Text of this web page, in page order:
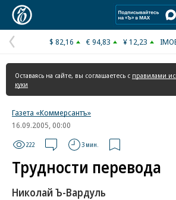
Предыдущая
страница
$ 82,16 € 94,83 ¥ 12,23
Оставаясь на сайте, вы соглашаетесь с правилами
куки
Газета «Коммерсантъ»
16.09.2005, 00:00
222 3 мин.
Трудности перевода
Николай Ъ-Вардуль